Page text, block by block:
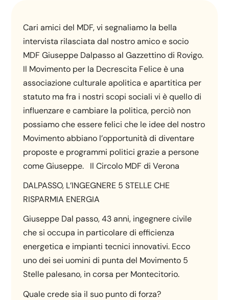
Cari amici del MDF, vi segnaliamo la bella
intervista rilasciata dal nostro amico e socio
MDF Giuseppe Dalpasso al Gazzettino di Rovigo.
Il Movimento per la Decrescita Felice è una
associazione culturale apolitica e apartitica per
statuto ma fra i nostri scopi sociali vi è quello di
influenzare e cambiare la politica, perciò non
possiamo che essere felici che le idee del nostro
Movimento abbiano l’opportunità di diventare
proposte e programmi politici grazie a persone
come Giuseppe. Il Circolo MDF di Verona
DALPASSO, L’INGEGNERE 5 STELLE CHE
RISPARMIA ENERGIA
Giuseppe Dal passo, 43 anni, ingegnere civile
che si occupa in particolare di efficienza
energetica e impianti tecnici innovativi. Ecco
uno dei sei uomini di punta del Movimento 5
Stelle palesano, in corsa per Montecitorio.
Quale crede sia il suo punto di forza?